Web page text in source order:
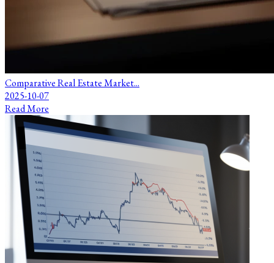
Comparative Real Estate Market...
2025-10-07
Read More